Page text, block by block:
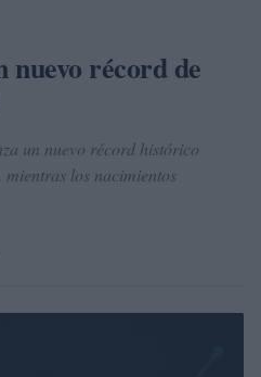
nuevo récord de
un nuevo récord histórico
los nacimientos